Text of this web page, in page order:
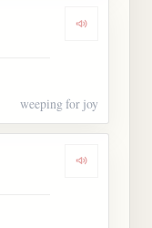
Dengarkan
weeping for joy
Dengarkan